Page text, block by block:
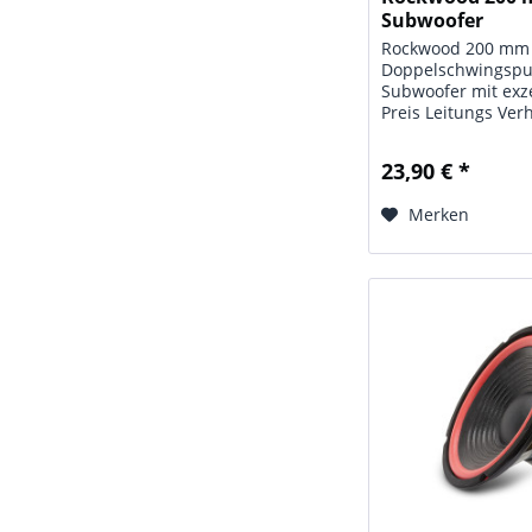
Subwoofer
Rockwood 200 mm
Subwoofer mit
Preis Leitungs
(RMS); Impedanz:
23,90 € *
Merken